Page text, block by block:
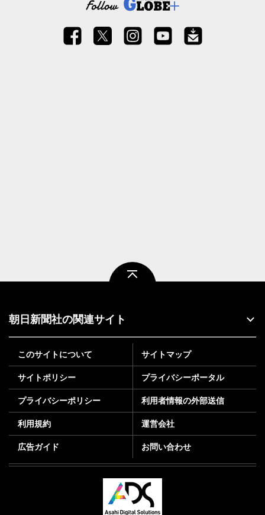
朝日新聞社の関連サイト
このサイトについて サイトマップ
サイトポリシー プライバシーポータル
プライバシーポリシー 利用者情報の外部送信
利用規約 運営会社
広告ガイド お問い合わせ